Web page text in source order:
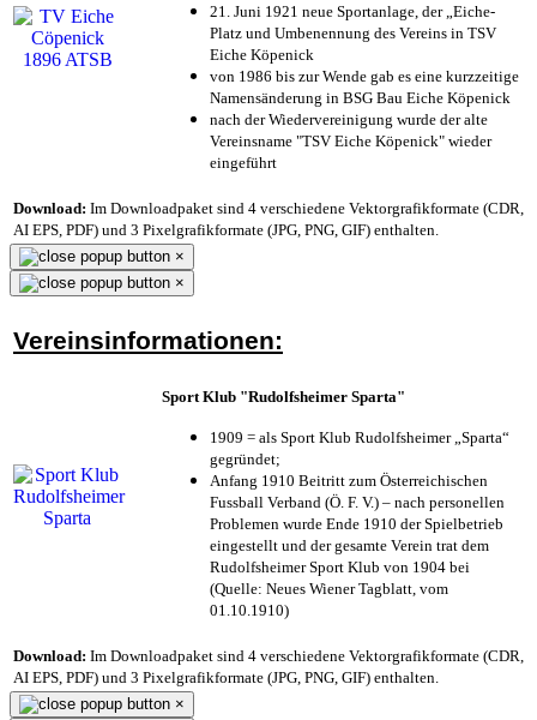
21. Juni 1921 neue Sportanlage, der „Eiche-
Platz und Umbenennung des Vereins in TSV
Eiche Köpenick
von 1986 bis zur Wende gab es eine kurzzeitige
Namensänderung in BSG Bau Eiche Köpenick
nach der Wiedervereinigung wurde der alte
Vereinsname "TSV Eiche Köpenick" wieder
eingeführt
Download: Im Downloadpaket sind 4 verschiedene Vektorgrafikformate (CDR,
AI EPS, PDF) und 3 Pixelgrafikformate (JPG, PNG, GIF) enthalten.
×
×
Vereinsinformationen:
Sport Klub "Rudolfsheimer Sparta"
1909 = als Sport Klub Rudolfsheimer „Sparta“
gegründet;
Anfang 1910 Beitritt zum Österreichischen
Fussball Verband (Ö. F. V.) – nach personellen
Problemen wurde Ende 1910 der Spielbetrieb
eingestellt und der gesamte Verein trat dem
Rudolfsheimer Sport Klub von 1904 bei
(Quelle: Neues Wiener Tagblatt, vom
01.10.1910)
Download: Im Downloadpaket sind 4 verschiedene Vektorgrafikformate (CDR,
AI EPS, PDF) und 3 Pixelgrafikformate (JPG, PNG, GIF) enthalten.
×